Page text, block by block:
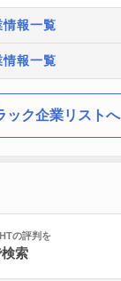
報一覧
報一覧
ック企業リストへ
の評判を
索